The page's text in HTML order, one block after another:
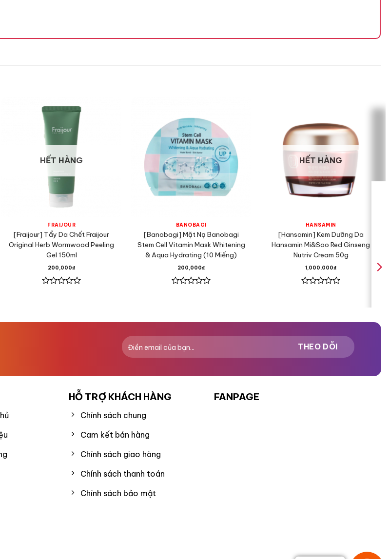
HẾT HÀNG
FRAIJOUR
[Fraijour] Tẩy Da Chết Fraijour
Original Herb Wormwood Peeling
Gel 150ml
200,000₫
5
BANOBAGI
[Banobagi] Mặt Nạ Banobagi
Stem Cell Vitamin Mask Whitening
& Aqua Hydrating (10 Miếng)
200,000₫
5
HẾT HÀNG
HANSAMIN
[Hansamin] Kem Dưỡng Da
Hansamin Mi&Soo Red Ginseng
Nutriv Cream 50g
1,000,000₫
5
HỖ TRỢ KHÁCH HÀNG
Chính sách chung
Cam kết bán hàng
Chính sách giao hàng
Chính sách thanh toán
Chính sách bảo mật
FANPAGE